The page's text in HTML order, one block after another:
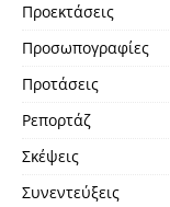
Προεκτάσεις
Προσωπογραφίες
Προτάσεις
Ρεπορτάζ
Σκέψεις
Συνεντεύξεις